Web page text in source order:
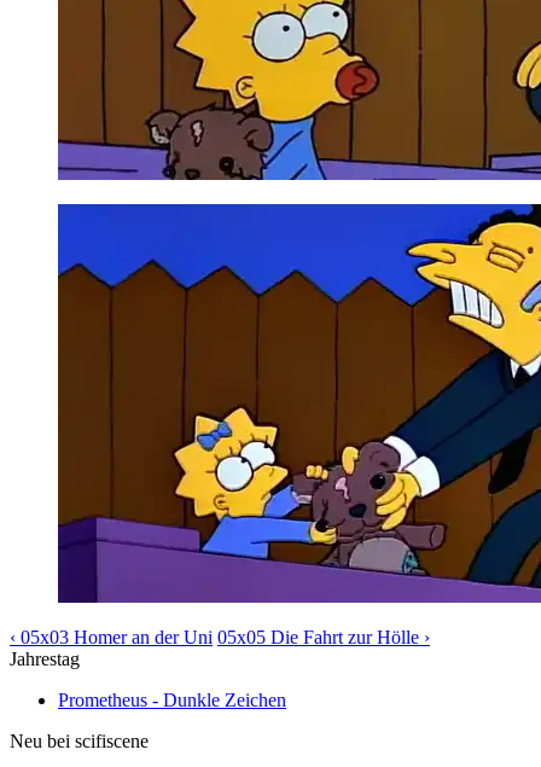
‹ 05x03 Homer an der Uni 05x05 Die Fahrt zur Hölle ›
Jahrestag
Prometheus - Dunkle Zeichen
Neu bei scifiscene